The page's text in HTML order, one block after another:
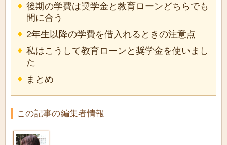
後期の学費は奨学金と教育ローンどちらでも
間に合う
2年生以降の学費を借入れるときの注意点
私はこうして教育ローンと奨学金を使いまし
た
まとめ
この記事の編集者情報